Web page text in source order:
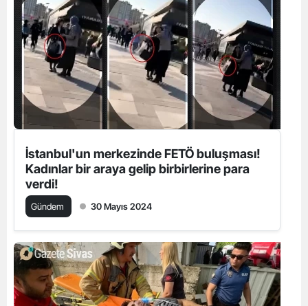
İstanbul'un merkezinde FETÖ buluşması!
Kadınlar bir araya gelip birbirlerine para
verdi!
Gündem 30 Mayıs 2024